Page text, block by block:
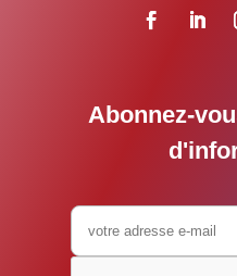
Abonnez-